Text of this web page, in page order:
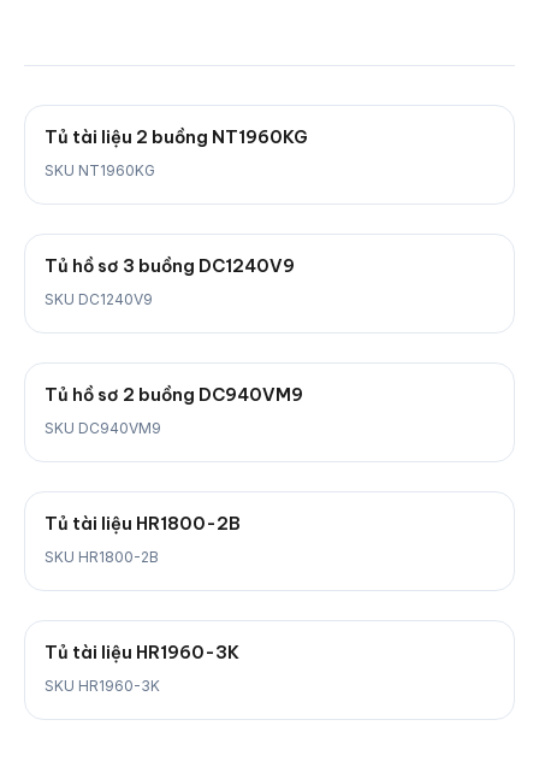
Tủ tài liệu 2 buồng NT1960KG
SKU NT1960KG
Tủ hồ sơ 3 buồng DC1240V9
SKU DC1240V9
Tủ hồ sơ 2 buồng DC940VM9
SKU DC940VM9
Tủ tài liệu HR1800-2B
SKU HR1800-2B
Tủ tài liệu HR1960-3K
SKU HR1960-3K